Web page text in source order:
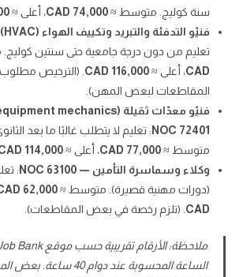
سنة كوليج. متوسط ≈74,000 CAD ، أعلى ≈
فنيّو التدفئة والتبريد وتكييف الهواء (HVAC) — NOC 72402
تعليم من دون درجة جامعية حتى سنتين
CAD، أعلى ≈116,000 CAD
. (الترخيص
المقاطعات لبعض المهن).
NOC 72401 : تعليم لا يتطلب غالبًا ما بعد
متوسط ≈77,000 CAD ، أعلى ≈114,000 CAD
وكلاء وسماسرة التأمين — NOC 63100
(دورات مهنية قصيرة). متوسط ≈62,000 CAD
CAD . (تلزم رخصة في بعض المقاطعات).
الساعة المحسوبة عند دوام 40